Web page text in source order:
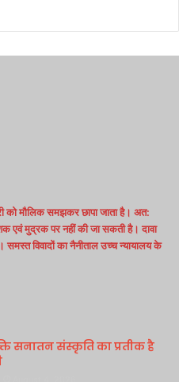
को मौलिक समझकर छापा जाता है। अत:
एवं मुद्रक पर नहीं की जा सकती है। दावा
विवादों का नैनीताल उच्च न्यायालय के
सनातन संस्कृति का प्रतीक है